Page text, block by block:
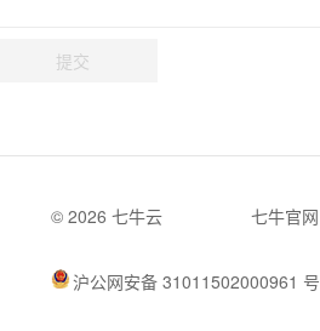
提交
© 2026 七牛云 七牛官网
沪公网安备 31011502000961 号